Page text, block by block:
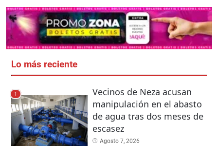
Lo más reciente
1
Vecinos de Neza acusan
manipulación en el abasto
de agua tras dos meses de
escasez
Agosto 7, 2026